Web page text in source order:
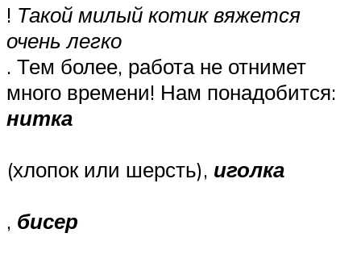
! Такой милый котик вяжется
очень легко
. Тем более, работа не отнимет
много времени! Нам понадобится:
нитка
(хлопок или шерсть), иголка
, бисер